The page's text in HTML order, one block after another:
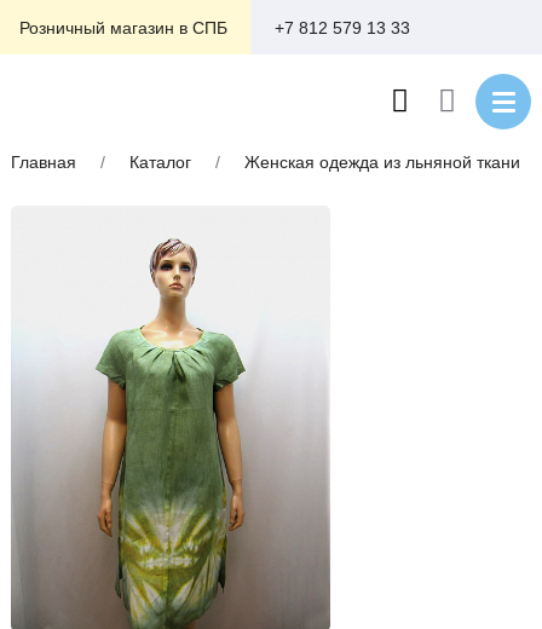
Розничный магазин в СПБ +7 812 579 13 33
Главная / Каталог / Женская одежда из льняной ткани